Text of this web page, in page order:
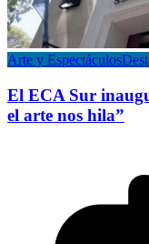
Arte y Espectáculos
El ECA Sur
el arte nos hila”